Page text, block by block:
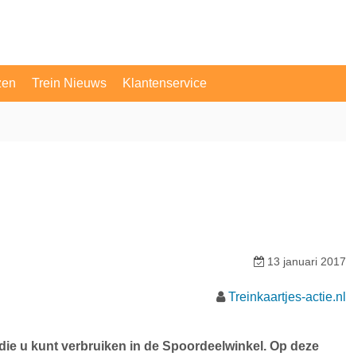
Trein Nieuws Klantenservice
13 januari 2017
Treinkaartjes-actie.nl
u kunt verbruiken in de Spoordeelwinkel. Op deze